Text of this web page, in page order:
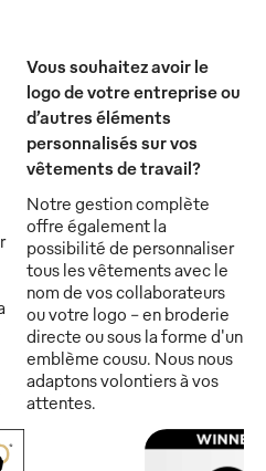
Vous souhaitez avoir le
logo de votre entreprise ou
d’autres éléments
personnalisés sur vos
vêtements de travail?
Notre gestion complète
offre également la
possibilité de personnaliser
tous les vêtements avec le
nom de vos collaborateurs
ou votre logo - en broderie
directe ou sous la forme d'un
emblème cousu. Nous nous
adaptons volontiers à vos
attentes.